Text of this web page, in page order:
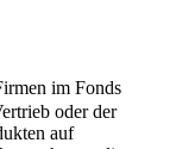
im Fonds
oder der
auf